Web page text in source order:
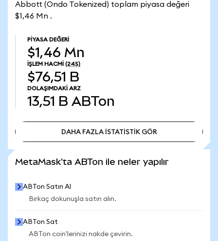
Abbott (Ondo Tokenized) toplam piyasa değeri
$1,46 Mn .
PIYASA DEĞERI
$1,46 Mn
İŞLEM HACMI (24S)
$76,51 B
DOLAŞIMDAKI ARZ
13,51 B ABTon
DAHA FAZLA İSTATİSTİK GÖR
MetaMask'ta ABTon ile neler yapılır
ABTon Satın Al
Birkaç dokunuşla satın alın.
ABTon Sat
ABTon coin'lerinizi nakde çevirin.